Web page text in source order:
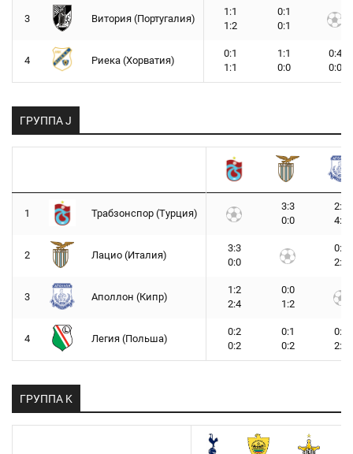
3 Витория (Португалия)
1:1
1:2
0:1
0:1
4 Риека (Хорватия)
0:1
1:1
1:1
0:0
0:4
0:0
ГРУППА J
1 Трабзонспор (Турция)
3:3
0:0
2:1
4:2
2 Лацио (Италия)
3:3
0:0
0:0
2:1
3 Аполлон (Кипр)
1:2
2:4
0:0
1:2
4 Легия (Польша)
0:2
0:2
0:1
0:2
0:1
2:0
ГРУППА K